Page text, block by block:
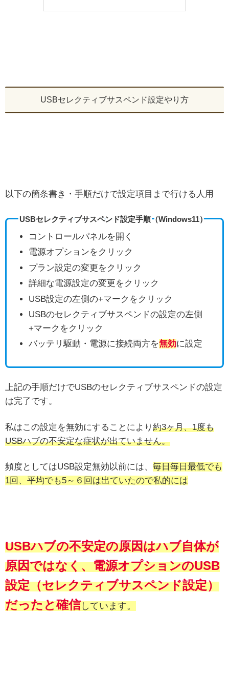
USBセレクティブサスペンド設定やり方
以下の箇条書き・手順だけで設定項目まで行ける人用
USBセレクティブサスペンド設定手順（Windows11）
コントロールパネルを開く
電源オプションをクリック
プラン設定の変更をクリック
詳細な電源設定の変更をクリック
USB設定の左側の+マークをクリック
USBのセレクティブサスペンドの設定の左側
+マークをクリック
バッテリ駆動・電源に接続両方を無効に設定
上記の手順だけでUSBのセレクティブサスペンドの設定
は完了です。
私はこの設定を無効にすることにより 約3ヶ月、1度も
USBハブの不安定な症状が出ていません。
頻度としてはUSB設定無効以前には、 毎日毎日最低でも
1回、平均でも5～６回は出ていたので私的には
USBハブの不安定の原因はハブ自体が
原因ではなく、電源オプションのUSB
設定（セレクティブサスペンド設定）
だったと確信 しています。